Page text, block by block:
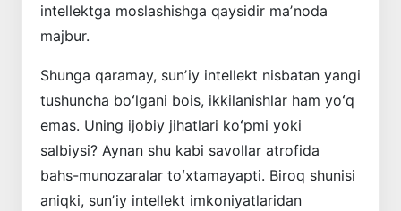
intellektga moslashishga qaysidir maʼnoda
majbur.
Shunga qaramay, sunʼiy intellekt nisbatan yangi
tushuncha boʻlgani bois, ikkilanishlar ham yoʻq
emas. Uning ijobiy jihatlari koʻpmi yoki
salbiysi? Aynan shu kabi savollar atrofida
bahs-munozaralar toʻxtamayapti. Biroq shunisi
aniqki, sunʼiy intellekt imkoniyatlaridan